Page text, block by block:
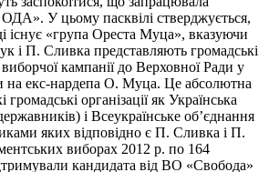
У цьому пасквілі стверджується,
існує «група Ореста Муца», вказуючи
і П. Сливка представляють громадські
виборчої кампанії до Верховної Ради у
на екс-нардепа О. Муца. Це абсолютна
громадські організації як Українська
і Всеукраїнське об’єднання
яких відповідно є П. Сливка і П.
виборах 2012 р. по 164
кандидата від ВО «Свобода»